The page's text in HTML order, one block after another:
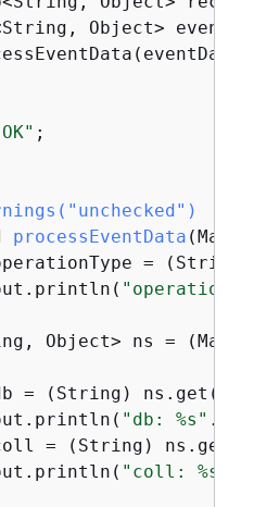
Object>
;
processEventData
=
Object> ns =
= (String) ns.get(
"db: %s"
= (String) ns.get(
"coll: %s"